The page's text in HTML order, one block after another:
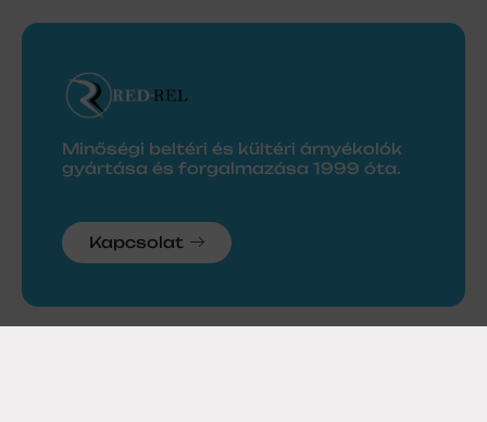
Minőségi beltéri és kültéri árnyékolók
gyártása és forgalmazása 1999 óta.
Kapcsolat